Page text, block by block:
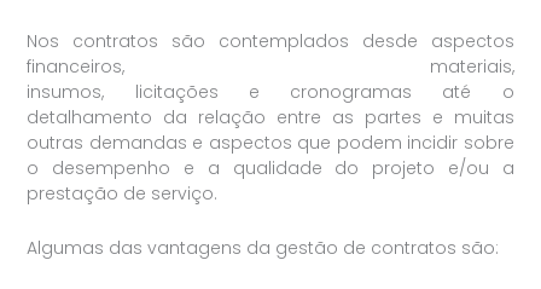
Nos contratos são contemplados desde aspectos
financeiros, materiais,
insumos, licitações e cronogramas até o
detalhamento da relação entre as partes e muitas
outras demandas e aspectos que podem incidir sobre
o desempenho e a qualidade do projeto e/ou a
prestação de serviço.
Algumas das vantagens da gestão de contratos são: